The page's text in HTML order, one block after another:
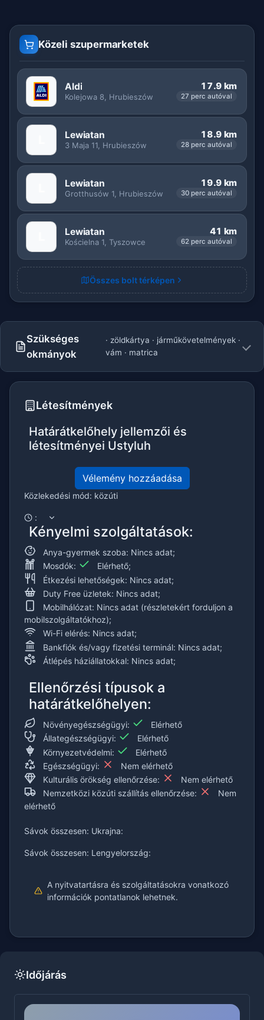
Közeli szupermarketek
Aldi
Kolejowa 8, Hrubieszów
17.9 km
27 perc autóval
Lewiatan
3 Maja 11, Hrubieszów
18.9 km
28 perc autóval
Lewiatan
Grotthusów 1, Hrubieszów
19.9 km
30 perc autóval
Lewiatan
Kościelna 1, Tyszowce
41 km
62 perc autóval
Összes bolt térképen
Szükséges
okmányok
· zöldkártya · járműkövetelmények ·
vám · matrica
Létesítmények
Határátkelőhely jellemzői és
létesítményei Ustyluh
Vélemény hozzáadása
Közlekedési mód: közúti
:
Kényelmi szolgáltatások:
Anya-gyermek szoba: Nincs adat;
Mosdók:
Elérhető;
Étkezési lehetőségek: Nincs adat;
Duty Free üzletek: Nincs adat;
Mobilhálózat: Nincs adat (részletekért forduljon a
mobilszolgáltatókhoz);
Wi-Fi elérés: Nincs adat;
Bankfiók és/vagy fizetési terminál: Nincs adat;
Átlépés háziállatokkal: Nincs adat;
Ellenőrzési típusok a
határátkelőhelyen:
Növényegészségügyi:
Elérhető
Állategészségügyi:
Elérhető
Környezetvédelmi:
Elérhető
Egészségügyi:
Nem elérhető
Kulturális örökség ellenőrzése:
Nem elérhető
Nemzetközi közúti szállítás ellenőrzése:
Nem
elérhető
Sávok összesen: Ukrajna:
Sávok összesen: Lengyelország:
A nyitvatartásra és szolgáltatásokra vonatkozó
információk pontatlanok lehetnek.
Időjárás